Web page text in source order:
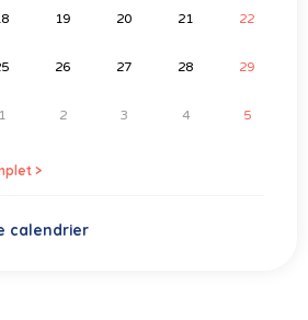
19 20 21 22
26 27 28 29
1 2 3 4 5
>
calendrier